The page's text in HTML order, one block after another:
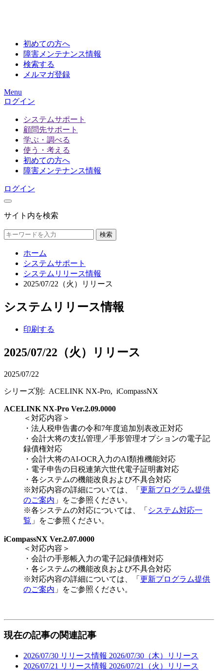
初めての方へ
障害メンテナンス情報
検索する
メルマガ登録
Menu
ログイン
システムサポート
顧問先サポート
学ぶ・調べる
使う・考える
初めての方へ
障害メンテナンス情報
ログイン
サイト内を検索
検索
ホーム
システムサポート
システムリリース情報
2025/07/22（火）リリース
システムリリース情報
印刷する
2025/07/22（火）リリース
2025/07/22
シリーズ別: ACELINK NX-Pro, iCompassNX
ACELINK NX-Pro Ver.2.09.0000
＜対応内容＞
・法人税申告書の令和7年度追加別表改正対応
・会計大将の支払管理／手形管理オプションの電子記
録債権対応
・会計大将のAI-OCR入力のAI類推機能対応
・電子申告の日税連第六世代電子証明書対応
・各システムの機能改良および不具合対応
※対応内容の詳細については、「 更新プログラム提供
のご案内 」をご参照ください。
※各システムの対応については、「 システム対応一
覧 」をご参照ください。
iCompassNX Ver.2.07.0000
＜対応内容＞
・会計の手形帳入力の電子記録債権対応
・各システムの機能改良および不具合対応
※対応内容の詳細については、「 更新プログラム提供
のご案内 」をご参照ください。
現在の記事の関連記事
2026/07/30 リリース情報 2026/07/30（木）リリース
2026/07/21 リリース情報 2026/07/21（火）リリース